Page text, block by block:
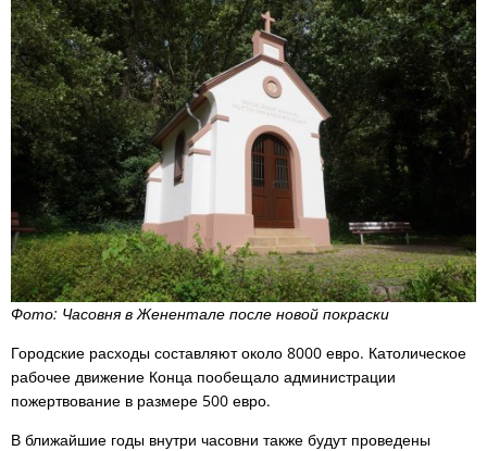
Фото: Часовня в Женентале после новой покраски
Городские расходы составляют около 8000 евро. Католическое
рабочее движение Конца пообещало администрации
пожертвование в размере 500 евро.
В ближайшие годы внутри часовни также будут проведены